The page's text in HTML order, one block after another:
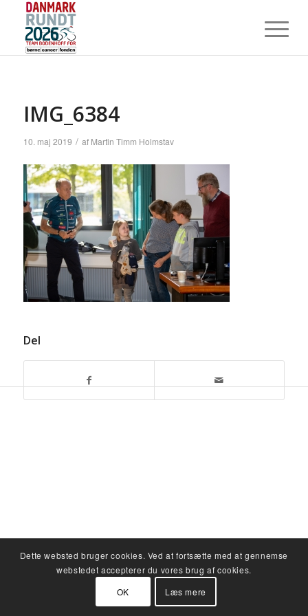
IMG_6384
10. maj 2019 / af Martin Timm Holmstav
Del
Dette websted bruger cookies. Ved at fortsætte med at gennemse
webstedet accepterer du vores brug af cookies.
OK
Læs mere